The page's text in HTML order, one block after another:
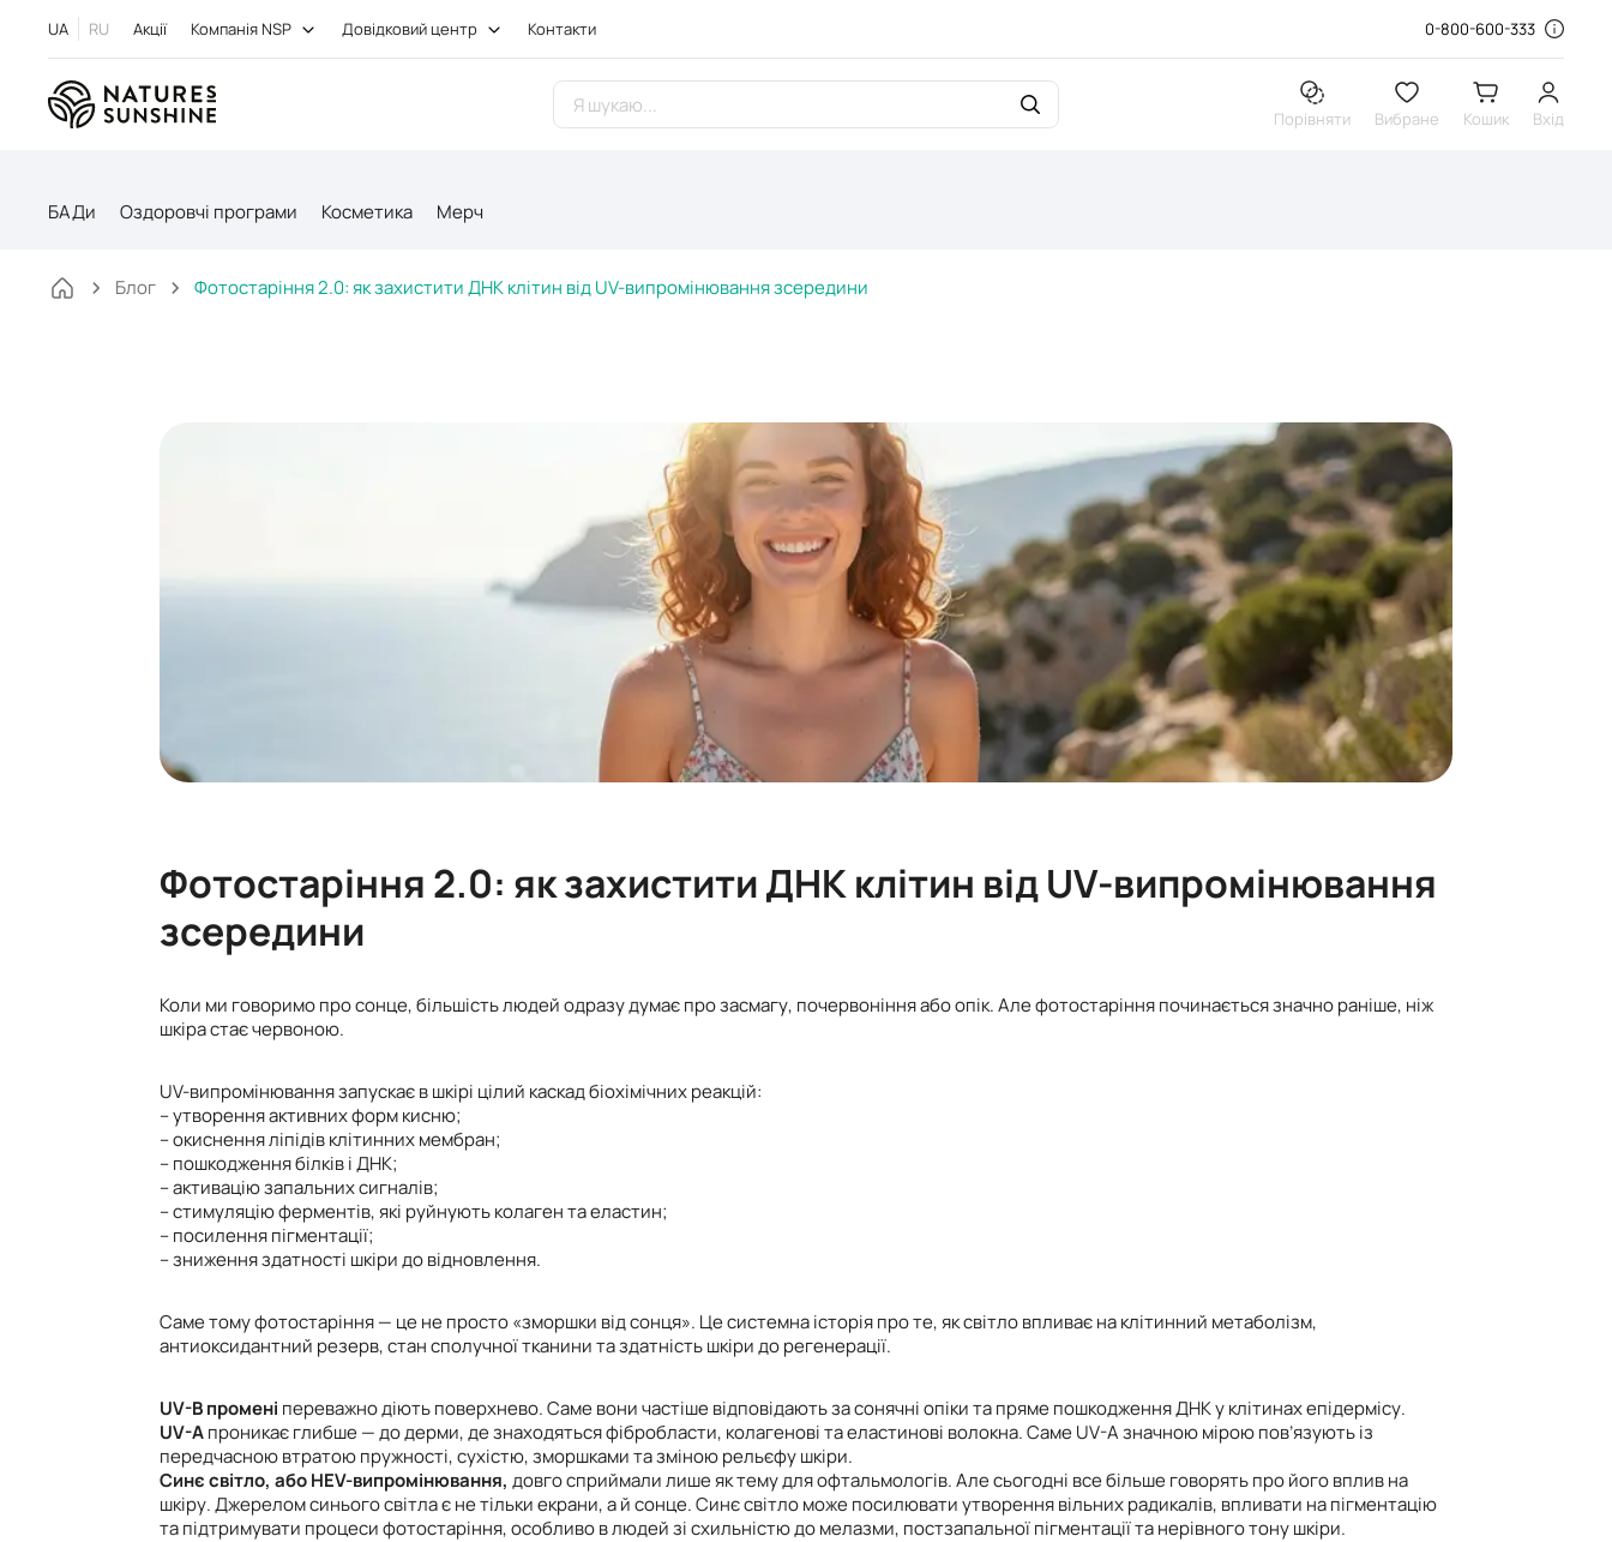
UA RU Акції Компанія NSP Довідковий центр Контакти 0-800-600-333
Порівняти Вибране Кошик Вхід
БАДи Оздоровчі програми Косметика Мерч
Блог Фотостаріння 2.0: як захистити ДНК клітин від UV-випромінювання зсередини
Фотостаріння 2.0: як захистити ДНК клітин від UV-випромінювання
зсередини
Коли ми говоримо про сонце, більшість людей одразу думає про засмагу, почервоніння або опік. Але фотостаріння починається значно раніше, ніж
шкіра стає червоною.
UV-випромінювання запускає в шкірі цілий каскад біохімічних реакцій:
– утворення активних форм кисню;
– окиснення ліпідів клітинних мембран;
– пошкодження білків і ДНК;
– активацію запальних сигналів;
– стимуляцію ферментів, які руйнують колаген та еластин;
– посилення пігментації;
– зниження здатності шкіри до відновлення.
Саме тому фотостаріння — це не просто «зморшки від сонця». Це системна історія про те, як світло впливає на клітинний метаболізм,
антиоксидантний резерв, стан сполучної тканини та здатність шкіри до регенерації.
UV-B промені переважно діють поверхнево. Саме вони частіше відповідають за сонячні опіки та пряме пошкодження ДНК у клітинах епідермісу.
UV-Aпроникає глибше — до дерми, де знаходяться фібробласти, колагенові та еластинові волокна. Саме UV-A значною мірою пов’язують із
передчасною втратою пружності, сухістю, зморшками та зміною рельєфу шкіри.
Синє світло, або HEV-випромінювання, довго сприймали лише як тему для офтальмологів. Але сьогодні все більше говорять про його вплив на
шкіру. Джерелом синього світла є не тільки екрани, а й сонце. Синє світло може посилювати утворення вільних радикалів, впливати на пігментацію
та підтримувати процеси фотостаріння, особливо в людей зі схильністю до мелазми, постзапальної пігментації та нерівного тону шкіри.